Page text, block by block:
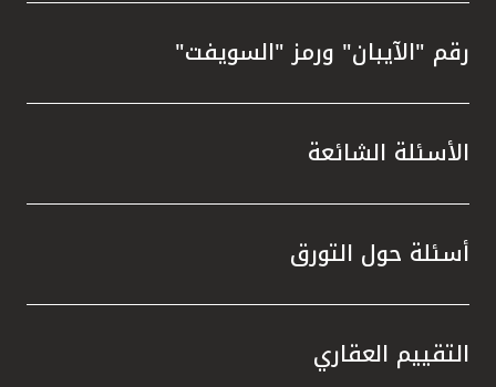
رقم "الآيبان" ورمز "السويفت"
الأسئلة الشائعة
أسئلة حول التورق
التقييم العقاري